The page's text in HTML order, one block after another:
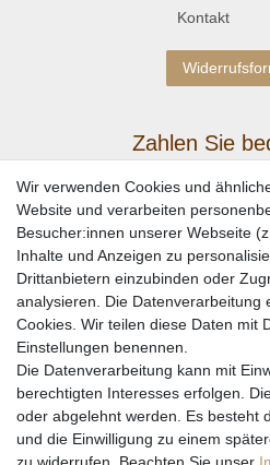
Kontakt
Zahlen Sie
Wir
Wir verwenden Cookies und
Website und verarbeiten
Besucher:innen unserer Webseite
Inhalte und Anzeigen zu
Drittanbietern einzubinden oder
analysieren. Die Datenverarbeitung
Cookies. Wir teilen diese Daten mit
Einstellungen benennen.
Die Datenverarbeitung kann mit
berechtigten Interesses erfolgen.
oder abgelehnt werden. Es besteht
und die Einwilligung zu einem